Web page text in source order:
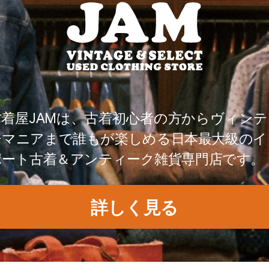
屋JAMは、古着初心者の方からヴィン
ニアまで誰もが楽しめる日本最大級の
ト古着＆アンティーク雑貨専門店です。
詳しく見る